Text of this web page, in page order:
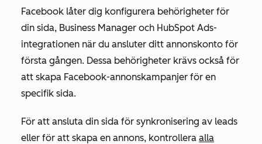
Facebook låter dig konfigurera behörigheter för
din sida, Business Manager och HubSpot Ads-
integrationen när du ansluter ditt annonskonto för
första gången. Dessa behörigheter krävs också för
att skapa Facebook-annonskampanjer för en
specifik sida.
För att ansluta din sida för synkronisering av leads
eller för att skapa en annons, kontrollera alla